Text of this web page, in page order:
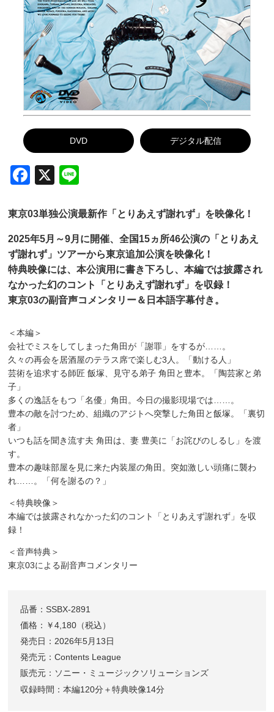
DVD デジタル配信
Facebook
X
東京03単独公演最新作「とりあえず謝れず」を映像化！
2025年5月～9月に開催、全国15ヵ所46公演の「とりあえ
ず謝れず」ツアーから東京追加公演を映像化！
特典映像には、本公演用に書き下ろし、本編では披露され
なかった幻のコント「とりあえず謝れず」を収録！
東京03の副音声コメンタリー＆日本語字幕付き。
＜本編＞
会社でミスをしてしまった角田が「謝罪」をするが……。
久々の再会を居酒屋のテラス席で楽しむ3人。「動ける人」
芸術を追求する師匠 飯塚、見守る弟子 角田と豊本。「陶芸家と弟
子」
多くの逸話をもつ「名優」角田。今日の撮影現場では……。
豊本の敵を討つため、組織のアジトへ突撃した角田と飯塚。「裏切
者」
いつも話を聞き流す夫 角田は、妻 豊美に「お詫びのしるし」を渡
す。
豊本の趣味部屋を見に来た内装屋の角田。突如激しい頭痛に襲わ
れ……。「何を謝るの？」
＜特典映像＞
本編では披露されなかった幻のコント「とりあえず謝れず」を収
録！
＜音声特典＞
東京03による副音声コメンタリー
品番：SSBX-2891
価格：￥4,180（税込）
発売日：2026年5月13日
発売元：Contents League
販売元：ソニー・ミュージックソリューションズ
収録時間：本編120分＋特典映像14分